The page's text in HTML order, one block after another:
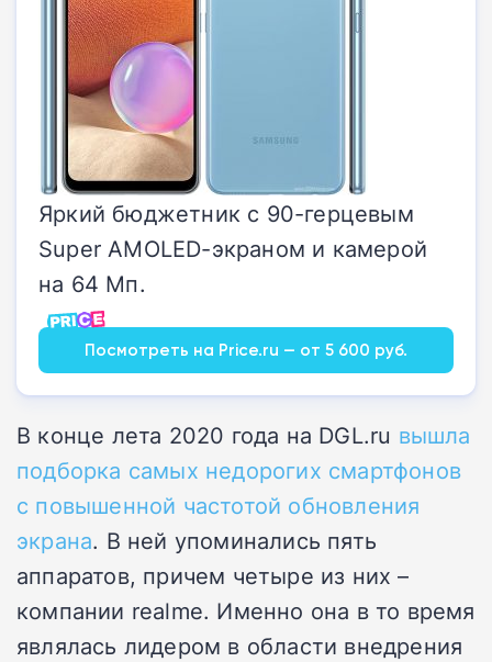
Яркий бюджетник с 90-герцевым
Super AMOLED-экраном и камерой
на 64 Мп.
Посмотреть на Price.ru — от 5 600 руб.
В конце лета 2020 года на DGL.ru вышла
подборка самых недорогих смартфонов
с повышенной частотой обновления
экрана. В ней упоминались пять
аппаратов, причем четыре из них –
компании realme. Именно она в то время
являлась лидером в области внедрения